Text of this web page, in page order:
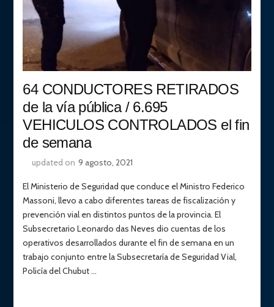
64 CONDUCTORES RETIRADOS
de la vía pública / 6.695
VEHICULOS CONTROLADOS el fin
de semana
updated on 9 agosto, 2021
El Ministerio de Seguridad que conduce el Ministro Federico
Massoni, llevo a cabo diferentes tareas de fiscalización y
prevención vial en distintos puntos de la provincia. El
Subsecretario Leonardo das Neves dio cuentas de los
operativos desarrollados durante el fin de semana en un
trabajo conjunto entre la Subsecretaría de Seguridad Vial,
Policía del Chubut …